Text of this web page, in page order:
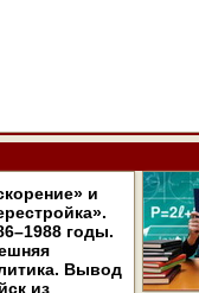
и
годы.
Вывод
из